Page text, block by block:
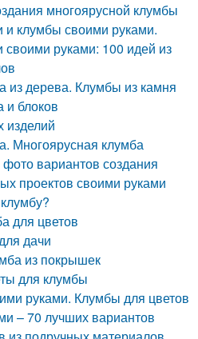
многоярусной клумбы
клумбы своими руками.
руками: 100 идей из
из дерева. Клумбы из камня
и блоков
изделий
Многоярусная клумба
вариантов создания
проектов своими руками
для цветов
дачи
из покрышек
для клумбы
руками. Клумбы для цветов
– 70 лучших вариантов